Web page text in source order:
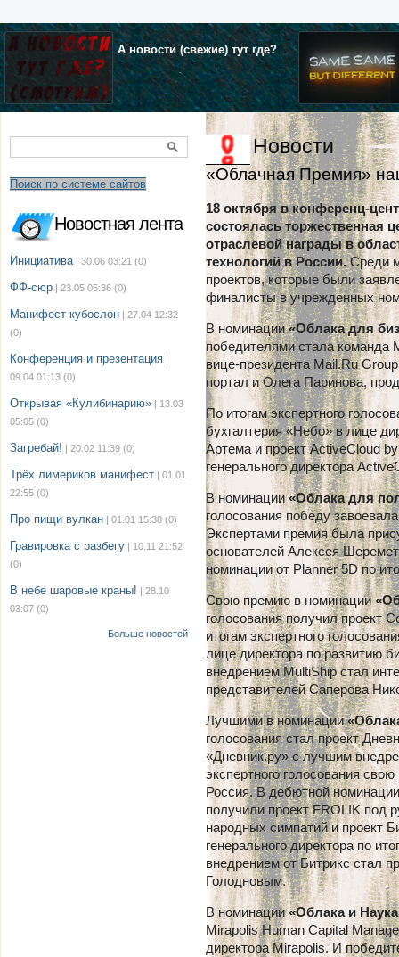
А новости (свежие) тут где?
Поиск по системе сайтов
Новостная лента
Инициатива | 30.06 03:21 (0)
ФФ-сюр | 23.05 05:36 (0)
Манифест-кубослон | 27.04 12:32
(0)
Конференция и презентация |
09.04 01:13 (0)
Открывая «Кулибинарию» | 13.03
05:05 (0)
Загребай! | 20.02 11:39 (0)
Трёх лимериков манифест | 01.01
22:55 (0)
Про пищи вулкан | 01.01 15:38 (0)
Гравировка с разбегу | 10.11 21:52
(0)
В небе шаровые краны! | 28.10
03:07 (0)
Больше новостей
Новости
«Облачная Премия»
18 октября в конференц-
состоялась торжественная
отраслевой награды в
технологий в России.Среди
проектов, которые были
финалисты в учрежденных
В номинации«Облака для
победителями стала команда
вице-президента Mail.Ru
портал и Олега Паринова,
По итогам экспертного
бухгалтерия «Небо» в лице
Артема и проект ActiveCloud
генерального директора
В номинации«Облака для
голосования победу
Экспертами премия была
основателей Алексея
номинации от Planner 5D по
Свою премию в номинации
голосования получил проект
итогам экспертного
лице директора по развитию
внедрением MultiShip стал
представителей Саперова
Лучшими в номинации
голосования стал проект
«Дневник.ру» с лучшим
экспертного голосования
Россия. В дебютной
получили проект FROLIK под
народных симпатий и проект
генерального директора по
внедрением от Битрикс стал
Голодновым.
В номинации«Облака и
Mirapolis Human Capital
директора Mirapolis. И